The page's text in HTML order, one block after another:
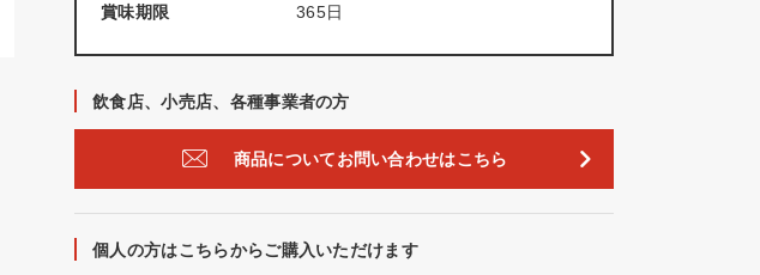
賞味期限 365日
飲食店、小売店、各種事業者の方
商品についてお問い合わせはこちら
個人の方はこちらからご購入いただけます